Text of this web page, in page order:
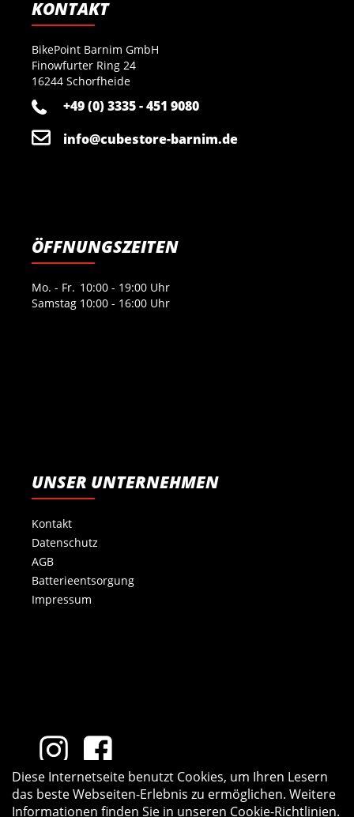
KONTAKT
BikePoint Barnim GmbH
Finowfurter Ring 24
16244 Schorfheide
+49 (0) 3335 - 451 9080
info@cubestore-barnim.de
ÖFFNUNGSZEITEN
Mo. - Fr. 10:00 - 19:00 Uhr
Samstag 10:00 - 16:00 Uhr
UNSER UNTERNEHMEN
Kontakt
Datenschutz
AGB
Batterieentsorgung
Impressum
Diese Internetseite benutzt Cookies, um Ihren Lesern
das beste Webseiten-Erlebnis zu ermöglichen. Weitere
Informationen finden Sie in unseren Cookie-Richtlinien.